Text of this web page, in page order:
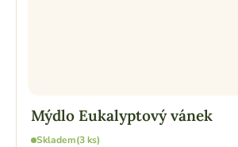
Mýdlo Eukalyptový vánek
Skladem(3 ks)